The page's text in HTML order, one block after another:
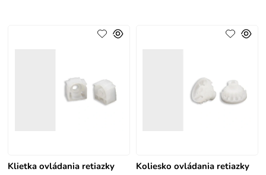
Klietka ovládania retiazky Koliesko ovládania retiazky